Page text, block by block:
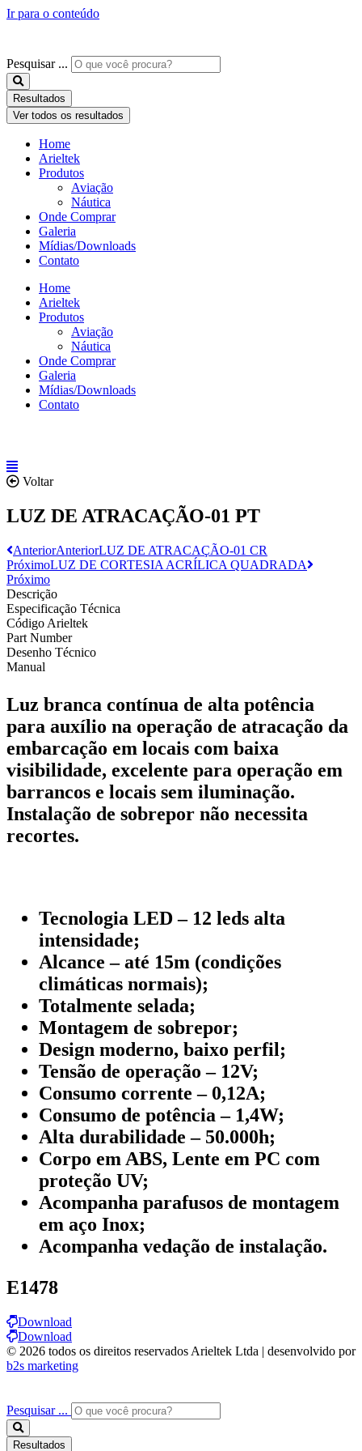
Ir para o conteúdo
Pesquisar ...
Resultados
Ver todos os resultados
Home
Arieltek
Produtos
Aviação
Náutica
Onde Comprar
Galeria
Mídias/Downloads
Contato
Home
Arieltek
Produtos
Aviação
Náutica
Onde Comprar
Galeria
Mídias/Downloads
Contato
Voltar
LUZ DE ATRACAÇÃO-01 PT
AnteriorAnteriorLUZ DE ATRACAÇÃO-01 CR
PróximoLUZ DE CORTESIA ACRÍLICA QUADRADA
Próximo
Descrição
Especificação Técnica
Código Arieltek
Part Number
Desenho Técnico
Manual
Luz branca contínua de alta potência
para auxílio na operação de atracação da
embarcação em locais com baixa
visibilidade, excelente para operação em
barrancos e locais sem iluminação.
Instalação de sobrepor não necessita
recortes.
Tecnologia LED – 12 leds alta
intensidade;
Alcance – até 15m (condições
climáticas normais);
Totalmente selada;
Montagem de sobrepor;
Design moderno, baixo perfil;
Tensão de operação – 12V;
Consumo corrente – 0,12A;
Consumo de potência – 1,4W;
Alta durabilidade – 50.000h;
Corpo em ABS, Lente em PC com
proteção UV;
Acompanha parafusos de montagem
em aço Inox;
Acompanha vedação de instalação.
E1478
Download
Download
© 2026 todos os direitos reservados Arieltek Ltda | desenvolvido por
b2s marketing
Pesquisar ...
Resultados